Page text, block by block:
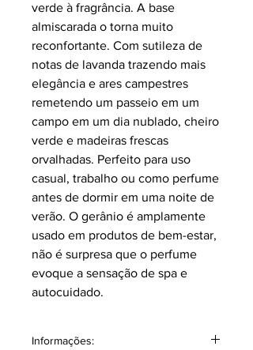
verde à fragrância. A base
almiscarada o torna muito
reconfortante. Com sutileza de
notas de lavanda trazendo mais
elegância e ares campestres
remetendo um passeio em um
campo em um dia nublado, cheiro
verde e madeiras frescas
orvalhadas. Perfeito para uso
casual, trabalho ou como perfume
antes de dormir em uma noite de
verão. O gerânio é amplamente
usado em produtos de bem-estar,
não é surpresa que o perfume
evoque a sensação de spa e
autocuidado.
Informações: